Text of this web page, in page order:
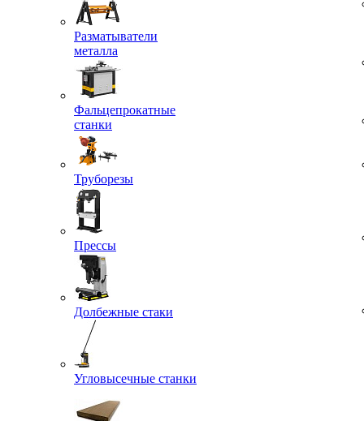
Разматыватели
металла
Фальцепрокатные
станки
Труборезы
Прессы
Долбежные стаки
Угловысечные станки